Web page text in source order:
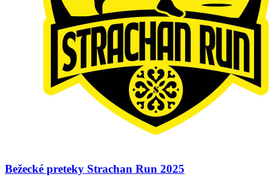
Bežecké preteky Strachan Run 2025